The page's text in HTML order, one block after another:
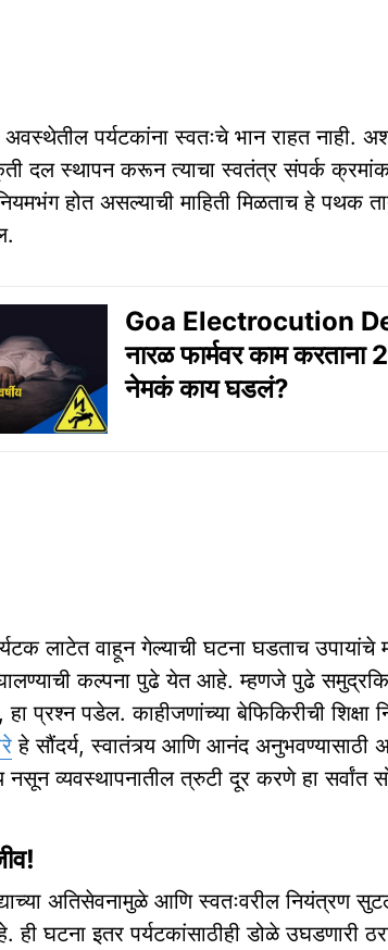
पर्यटकांना स्वतःचे भान राहत नाही.
दल स्थापन करून त्याचा स्वतंत्र संपर्क
होत असल्याची माहिती मिळताच हे पथक
Goa Electrocution
नारळ फार्मवर काम करताना
नेमकं काय घडलं?
पर्यटक लाटेत वाहून गेल्याची घटना घडताच
कल्पना पुढे येत आहे. म्हणजे पुढे
प्रश्न पडेल. काहीजणांच्या बेफिकिरीची शिक्षा
हे सौंदर्य, स्वातंत्र्य आणि आनंद अनुभवण्यासाठी
व्यवस्थापनातील त्रुटी दूर करणे हा सर्वांत
अतिसेवनामुळे आणि स्वतःवरील नियंत्रण
ही घटना इतर पर्यटकांसाठीही डोळे उघडणारी